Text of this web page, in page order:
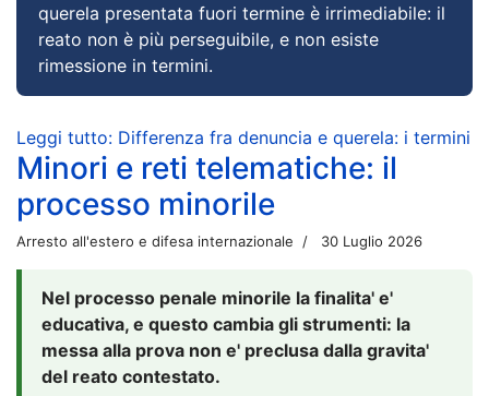
querela presentata fuori termine è irrimediabile: il
reato non è più perseguibile, e non esiste
rimessione in termini.
Leggi tutto: Differenza fra denuncia e querela: i termini
Minori e reti telematiche: il
processo minorile
Arresto all'estero e difesa internazionale 30 Luglio 2026
Nel processo penale minorile la finalita' e'
educativa, e questo cambia gli strumenti: la
messa alla prova non e' preclusa dalla gravita'
del reato contestato.